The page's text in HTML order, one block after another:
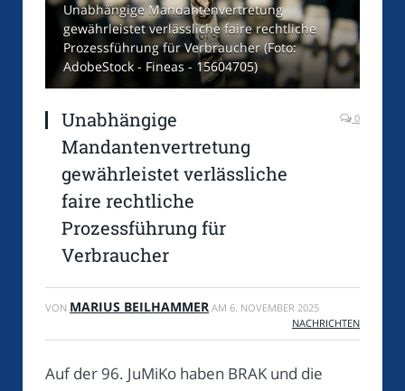
Unabhängige Mandantenvertretung
gewährleistet verlässliche faire rechtliche
Prozessführung für Verbraucher (Foto:
AdobeStock - Fineas - 15604705)
Unabhängige
Mandantenvertretung
gewährleistet verlässliche
faire rechtliche
Prozessführung für
Verbraucher
0
VON MARIUS BEILHAMMER AM 6. NOVEMBER 2025
NACHRICHTEN
Auf der 96. JuMiKo haben BRAK und die